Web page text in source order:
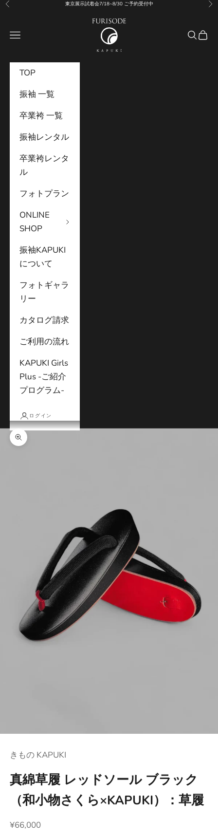
コンテンツへスキップ
前へ 東京展示試着会7/18~8/30 ご予約受付中 次
振袖KAPUKI
メニュー
検索カー
TOP
振袖 一覧
卒業袴 一覧
振袖レンタル
卒業袴レンタ
ル
フォトプラン
ONLINE
SHOP
振袖KAPUKI
について
フォトギャラ
リー
カタログ請求
ご利用の流れ
KAPUKI Girls
Plus -ご紹介
プログラム-
ログイン
ズームイン
きもの KAPUKI
真綿草履 レッドソール ブラック
（和小物さくら×KAPUKI）：草履
セール価格
¥66,000